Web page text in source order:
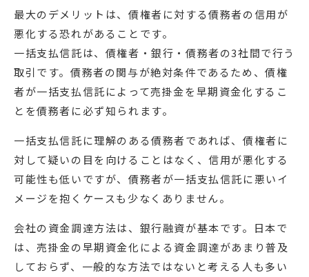
最大のデメリットは、債権者に対する債務者の信用が
悪化する恐れがあることです。
一括支払信託は、債権者・銀行・債務者の3社間で行う
取引です。債務者の関与が絶対条件であるため、債権
者が一括支払信託によって売掛金を早期資金化するこ
とを債務者に必ず知られます。
一括支払信託に理解のある債務者であれば、債権者に
対して疑いの目を向けることはなく、信用が悪化する
可能性も低いですが、債務者が一括支払信託に悪いイ
メージを抱くケースも少なくありません。
会社の資金調達方法は、銀行融資が基本です。日本で
は、売掛金の早期資金化による資金調達があまり普及
しておらず、一般的な方法ではないと考える人も多い